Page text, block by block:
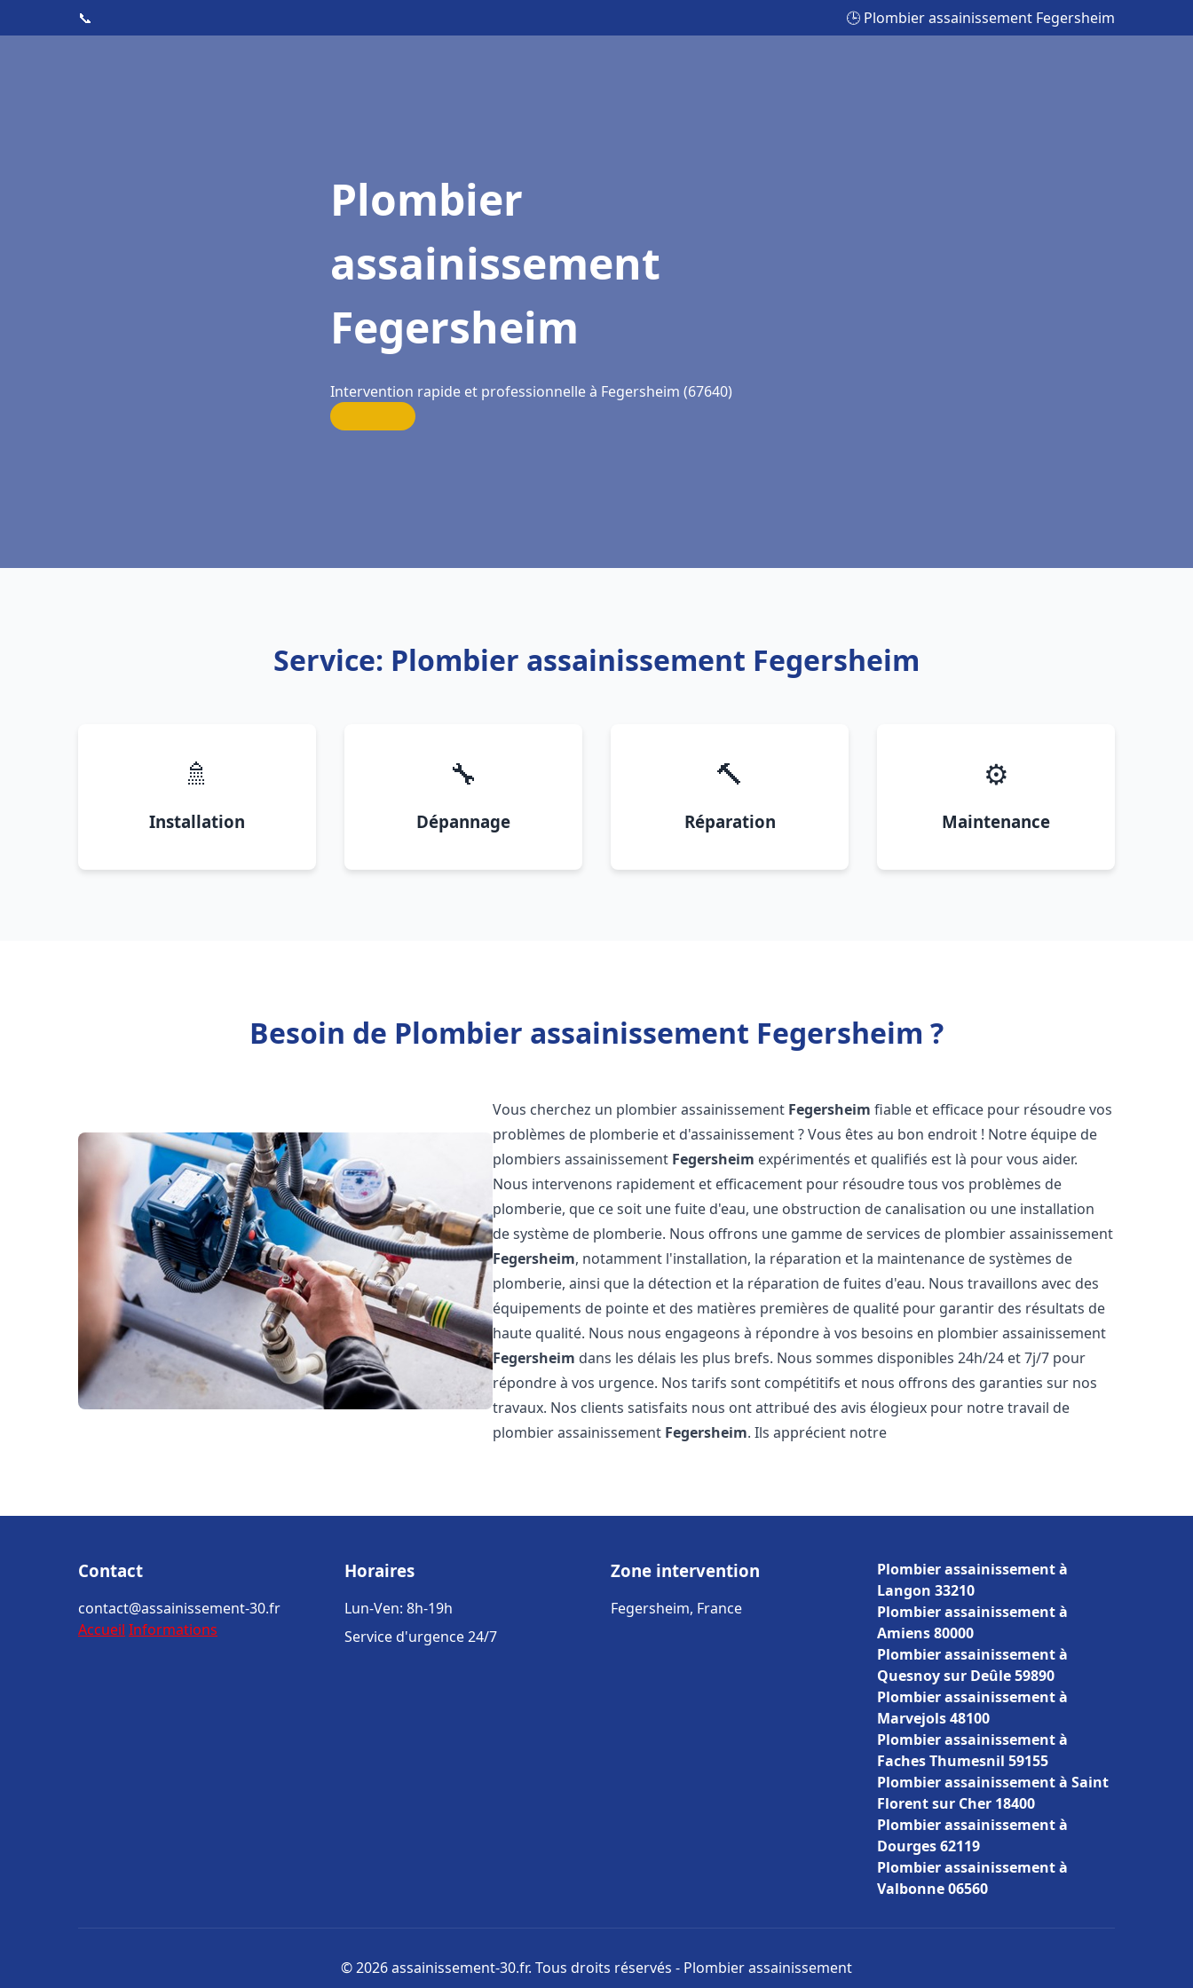
📞 🕒 Plombier assainissement Fegersheim
Plombier
assainissement
Fegersheim
Intervention rapide et professionnelle à Fegersheim (67640)
Service: Plombier assainissement Fegersheim
🚿
Installation
🔧
Dépannage
🔨
Réparation
⚙️
Maintenance
Besoin de Plombier assainissement Fegersheim ?
Vous cherchez un plombier assainissement Fegersheim fiable et efficace pour résoudre vos
problèmes de plomberie et d'assainissement ? Vous êtes au bon endroit ! Notre équipe de
plombiers assainissement Fegersheim expérimentés et qualifiés est là pour vous aider.
Nous intervenons rapidement et efficacement pour résoudre tous vos problèmes de
plomberie, que ce soit une fuite d'eau, une obstruction de canalisation ou une installation
de système de plomberie. Nous offrons une gamme de services de plombier assainissement
Fegersheim, notamment l'installation, la réparation et la maintenance de systèmes de
plomberie, ainsi que la détection et la réparation de fuites d'eau. Nous travaillons avec des
équipements de pointe et des matières premières de qualité pour garantir des résultats de
haute qualité. Nous nous engageons à répondre à vos besoins en plombier assainissement
Fegersheim dans les délais les plus brefs. Nous sommes disponibles 24h/24 et 7j/7 pour
répondre à vos urgence. Nos tarifs sont compétitifs et nous offrons des garanties sur nos
travaux. Nos clients satisfaits nous ont attribué des avis élogieux pour notre travail de
plombier assainissement Fegersheim. Ils apprécient notre
Contact
contact@assainissement-30.fr
Accueil Informations
Horaires
Lun-Ven: 8h-19h
Service d'urgence 24/7
Zone intervention
Fegersheim, France
Plombier assainissement à
Langon 33210
Plombier assainissement à
Amiens 80000
Plombier assainissement à
Quesnoy sur Deûle 59890
Plombier assainissement à
Marvejols 48100
Plombier assainissement à
Faches Thumesnil 59155
Plombier assainissement à Saint
Florent sur Cher 18400
Plombier assainissement à
Dourges 62119
Plombier assainissement à
Valbonne 06560
© 2026 assainissement-30.fr. Tous droits réservés - Plombier assainissement